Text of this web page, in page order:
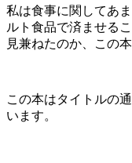
私は食事に関してあ
ルト食品で済ませる
見兼ねたのか、この
この本はタイトルの
います。